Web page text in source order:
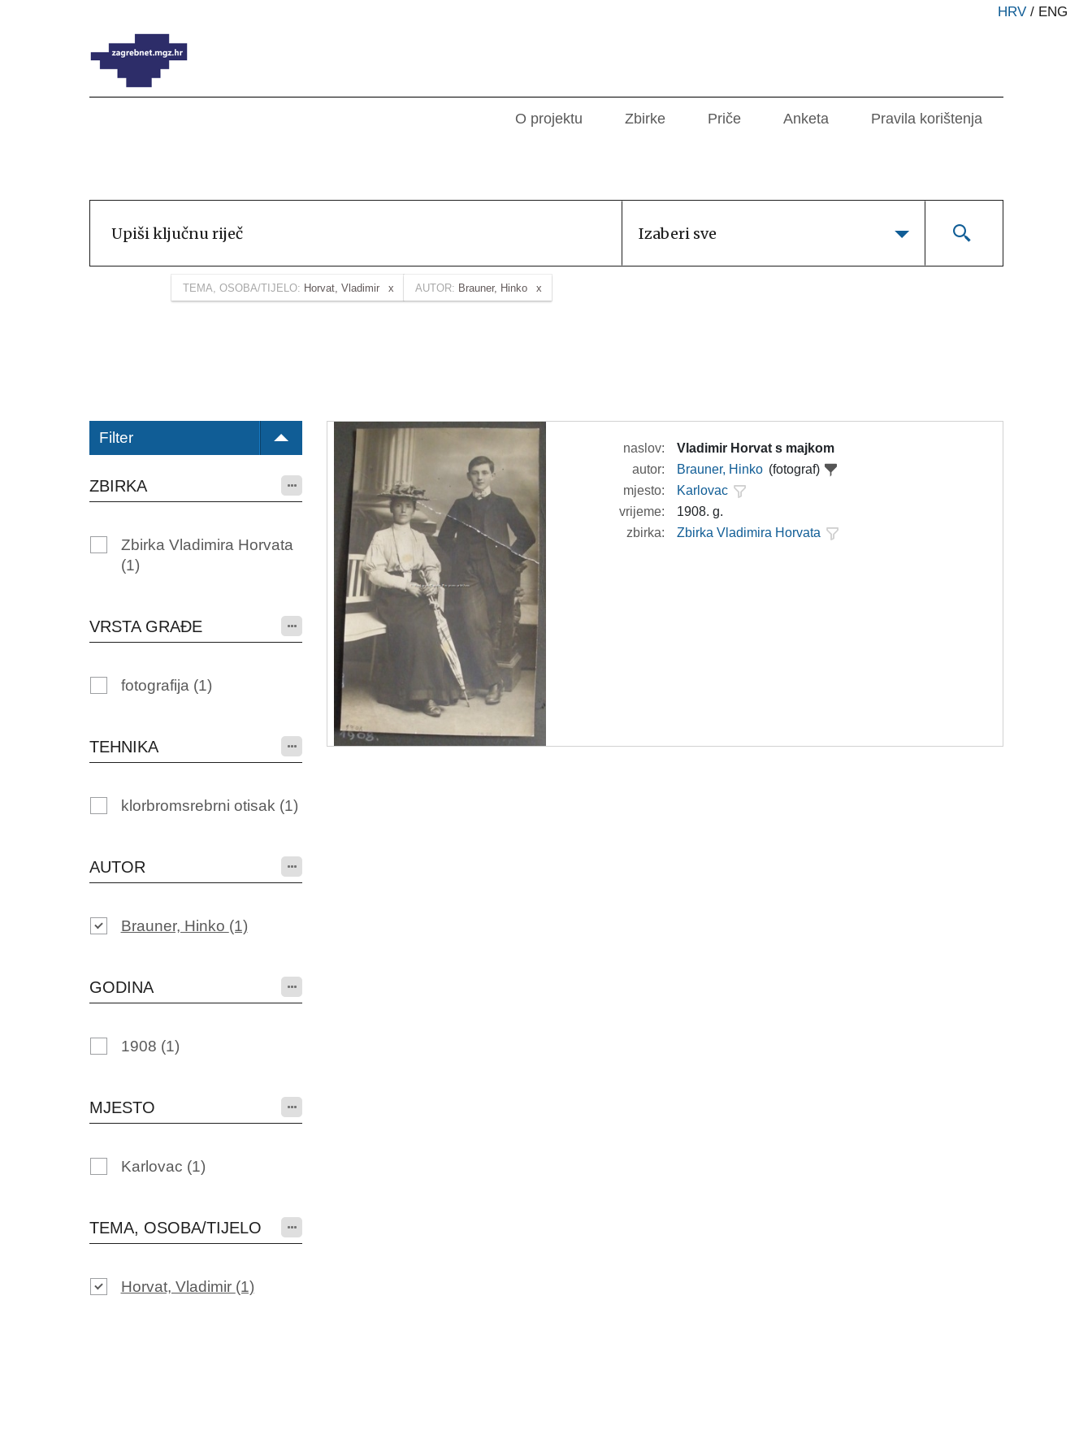
HRV / ENG
O projektu Zbirke Priče Anketa Pravila korištenja
Izaberi sve
TEMA, OSOBA/TIJELO: Horvat, Vladimir AUTOR: Brauner, Hinko
Filter
ZBIRKA
Zbirka Vladimira Horvata
(1)
VRSTA GRAĐE
fotografija (1)
TEHNIKA
klorbromsrebrni otisak (1)
AUTOR
Brauner, Hinko (1)
GODINA
1908 (1)
MJESTO
Karlovac (1)
TEMA, OSOBA/TIJELO
Horvat, Vladimir (1)
naslov:
Vladimir Horvat s majkom
autor:
Brauner, Hinko (fotograf)
mjesto:
Karlovac
vrijeme:
1908. g.
zbirka:
Zbirka Vladimira Horvata